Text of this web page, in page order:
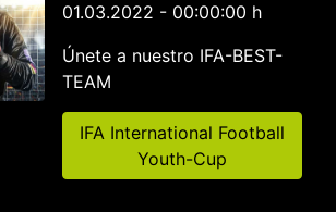
01.03.2022 - 00:00:00 h
Únete a nuestro IFA-BEST-
TEAM
IFA International Football
Youth-Cup